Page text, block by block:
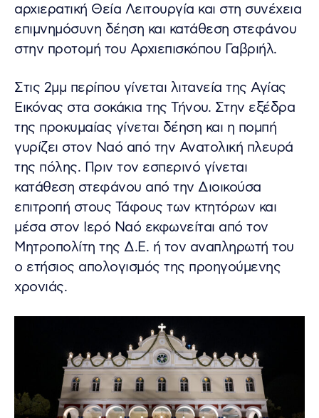
αρχιερατική Θεία Λειτουργία και στη συνέχεια
επιμνημόσυνη δέηση και κατάθεση στεφάνου
στην προτομή του Αρχιεπισκόπου Γαβριήλ.
Στις 2μμ περίπου γίνεται λιτανεία της Αγίας
Εικόνας στα σοκάκια της Τήνου. Στην εξέδρα
της προκυμαίας γίνεται δέηση και η πομπή
γυρίζει στον Ναό από την Ανατολική πλευρά
της πόλης. Πριν τον εσπερινό γίνεται
κατάθεση στεφάνου από την Διοικούσα
επιτροπή στους Τάφους των κτητόρων και
μέσα στον Ιερό Ναό εκφωνείται από τον
Μητροπολίτη της Δ.Ε. ή τον αναπληρωτή του
ο ετήσιος απολογισμός της προηγούμενης
χρονιάς.